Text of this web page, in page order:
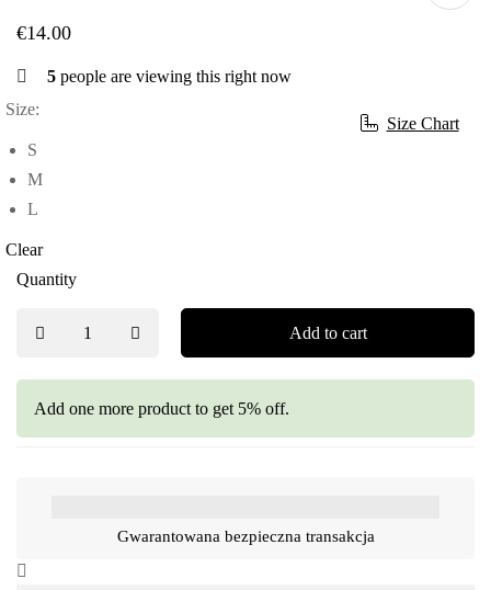
€14.00
Size Chart
5 people are viewing this right now
Size:
S
M
L
Clear
Quantity
Add to cart
Add one more product to get 5% off.
Gwarantowana bezpieczna transakcja